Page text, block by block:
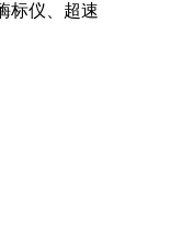
标仪、超速